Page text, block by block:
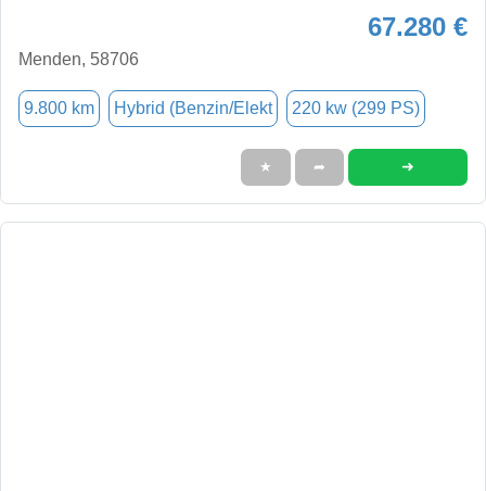
67.280 €
Menden, 58706
9.800 km Hybrid (Benzin/Elekt 220 kw (299 PS)
★ ➦ ➜